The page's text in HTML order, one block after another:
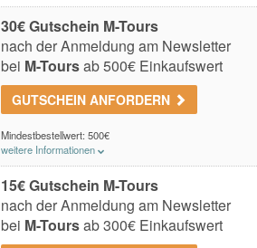
30€ Gutschein M-Tours
nach der Anmeldung am Newsletter
bei M-Toursab 500€ Einkaufswert
GUTSCHEIN ANFORDERN
Mindestbestellwert: 500€
weitere Informationen
Du erhältst einen 30€ Gutschein nach der Anmeldung
am Newsletter bei
M-Tours. Der Gutschein kann ab
einem Einkaufswert von 500€ eingelöst werden.
15€ Gutschein M-Tours
nach der Anmeldung am Newsletter
bei M-Toursab 300€ Einkaufswert